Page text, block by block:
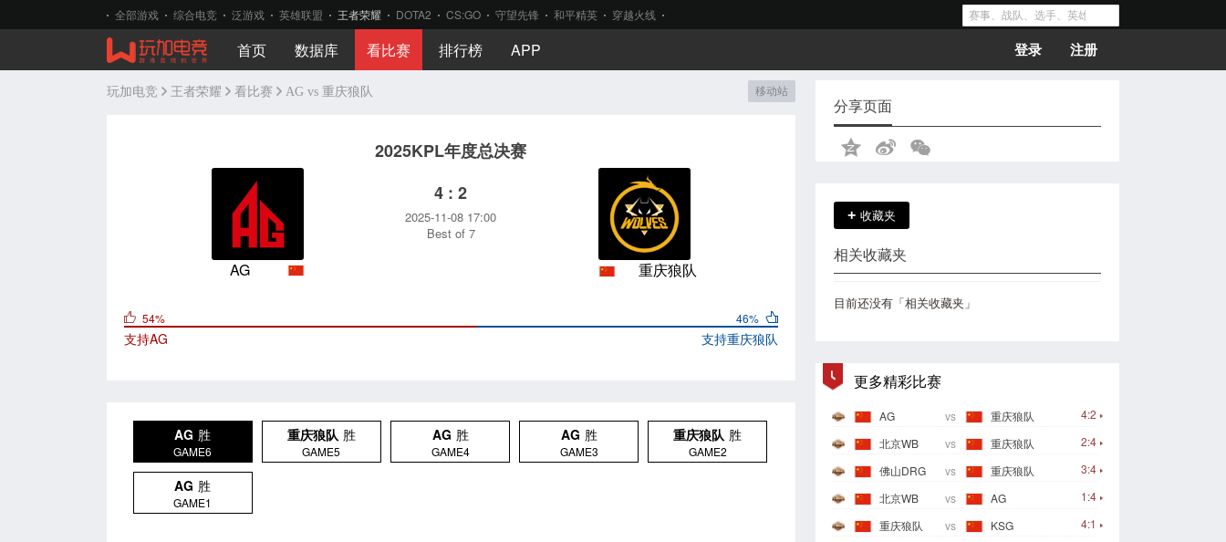
全部游戏 综合电竞 泛游戏 英雄联盟 王者荣耀 DOTA2 CS:GO 守望先锋 和平精英 穿越火线
首页 数据库 看比赛 排行榜 APP 登录 注册
玩加电竞 王者荣耀 看比赛 AG vs 重庆狼队 移动站
2025KPL年度总决赛
AG
4 : 2
2025-11-08 17:00
Best of 7
重庆狼队
46%
支持重庆狼队
54%
支持AG
AG 胜
GAME6
重庆狼队 胜
GAME5
AG 胜
GAME4
AG 胜
GAME3
重庆狼队 胜
GAME2
AG 胜
GAME1
分享页面
+ 收藏夹
相关收藏夹
目前还没有「相关收藏夹」
更多精彩比赛
4:2
AG vs
重庆狼队
2:4
北京WB vs
重庆狼队
3:4
佛山DRG vs
重庆狼队
1:4
北京WB vs
AG
4:1
重庆狼队 vs
KSG